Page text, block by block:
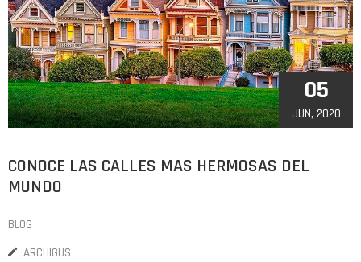
05
JUN, 2020
CONOCE LAS CALLES MAS HERMOSAS DEL
MUNDO
BLOG
ARCHIGUS